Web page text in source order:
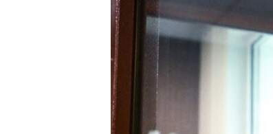
ПОДПИШИТЕСЬ НА РАССЫЛКУ